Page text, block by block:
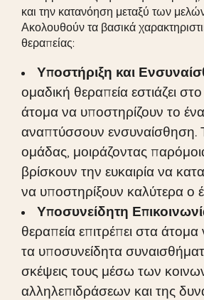
και την κατανόηση μεταξύ των
Ακολουθούν τα βασικά
θεραπείας:
Υποστήριξη και
ομαδική θεραπεία εστιάζει
άτομα να υποστηρίζουν το
αναπτύσσουν ενσυναίσθηση.
ομάδας, μοιράζοντας
βρίσκουν την ευκαιρία να
να υποστηρίξουν καλύτερα ο
Υποσυνείδητη
θεραπεία επιτρέπει στα
τα υποσυνείδητα
σκέψεις τους μέσω των
αλληλεπιδράσεων και της